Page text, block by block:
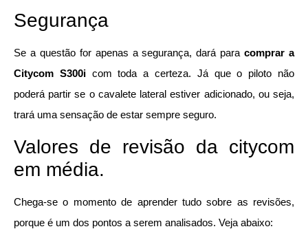
Segurança
Se a questão for apenas a segurança, dará paracomprar a
Citycom S300icom toda a certeza. Já que o piloto não
poderá partir se o cavalete lateral estiver adicionado, ou seja,
trará uma sensação de estar sempre seguro.
Valores de revisão da citycom
em média.
Chega-se o momento de aprender tudo sobre as revisões,
porque é um dos pontos a serem analisados. Veja abaixo: